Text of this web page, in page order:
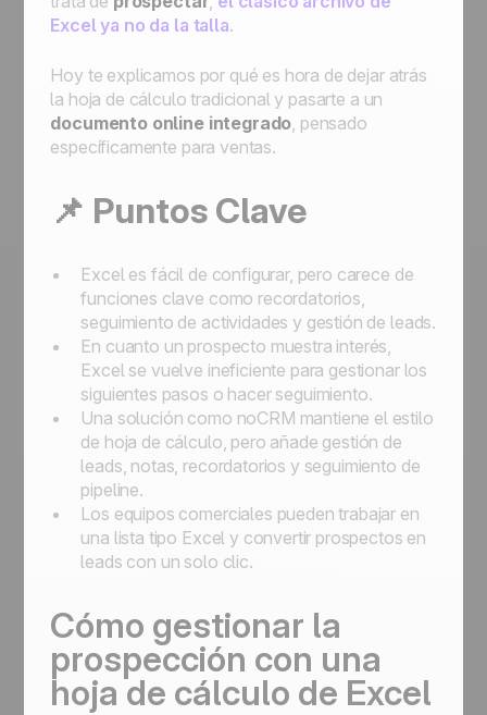
Excel ya no da la talla.
Hoy te explicamos por qué es hora de dejar atrás
la hoja de cálculo tradicional y pasarte a un
documento online integrado, pensado
específicamente para ventas.
📌 Puntos Clave
Excel es fácil de configurar, pero carece de
funciones clave como recordatorios,
seguimiento de actividades y gestión de leads.
En cuanto un prospecto muestra interés,
Excel se vuelve ineficiente para gestionar los
siguientes pasos o hacer seguimiento.
Una solución como noCRM mantiene el estilo
de hoja de cálculo, pero añade gestión de
leads, notas, recordatorios y seguimiento de
pipeline.
Los equipos comerciales pueden trabajar en
una lista tipo Excel y convertir prospectos en
leads con un solo clic.
Cómo gestionar la
prospección con una
hoja de cálculo de Excel